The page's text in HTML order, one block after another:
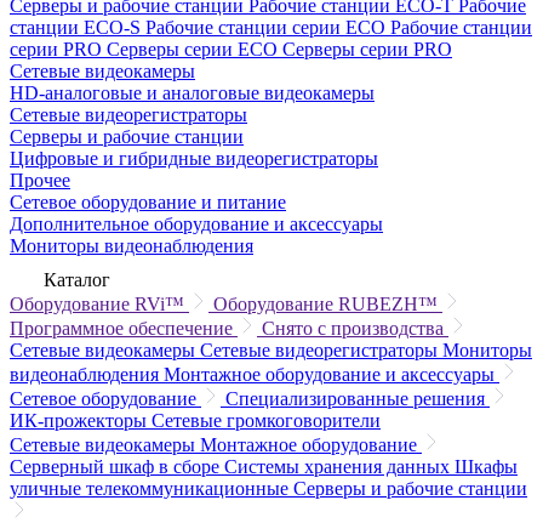
Серверы и рабочие станции Рабочие станции ECO-T Рабочие
станции ECO-S Рабочие станции серии ECO Рабочие станции
серии PRO Серверы серии ECO Серверы серии PRO
Сетевые видеокамеры
HD-аналоговые и аналоговые видеокамеры
Сетевые видеорегистраторы
Серверы и рабочие станции
Цифровые и гибридные видеорегистраторы
Прочее
Сетевое оборудование и питание
Дополнительное оборудование и аксессуары
Мониторы видеонаблюдения
Каталог
Оборудование RVi™
Оборудование RUBEZH™
Программное обеспечение
Снято с производства
Сетевые видеокамеры Сетевые видеорегистраторы Мониторы
видеонаблюдения Монтажное оборудование и аксессуары
Сетевое оборудование
Специализированные решения
ИК-прожекторы Сетевые громкоговорители
Сетевые видеокамеры Монтажное оборудование
Серверный шкаф в сборе Системы хранения данных Шкафы
уличные телекоммуникационные Серверы и рабочие станции